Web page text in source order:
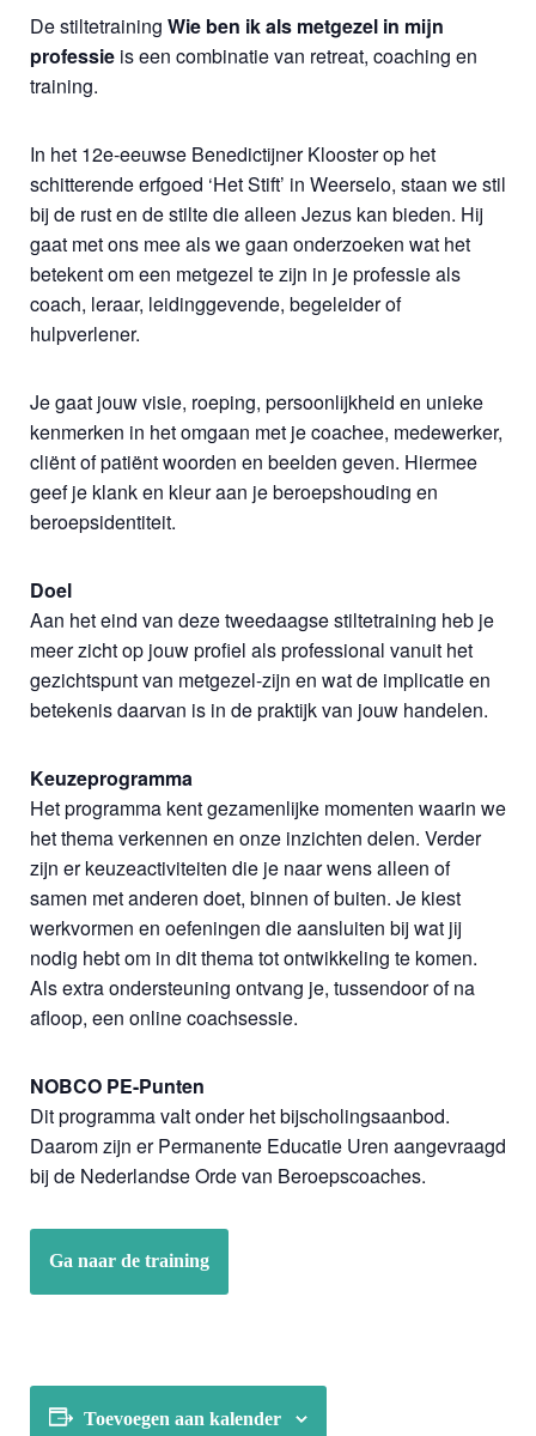
De stiltetraining Wie ben ik als metgezel in mijn
professie is een combinatie van retreat, coaching en
training.
In het 12e-eeuwse Benedictijner Klooster op het
schitterende erfgoed ‘Het Stift’ in Weerselo, staan we stil
bij de rust en de stilte die alleen Jezus kan bieden. Hij
gaat met ons mee als we gaan onderzoeken wat het
betekent om een metgezel te zijn in je professie als
coach, leraar, leidinggevende, begeleider of
hulpverlener.
Je gaat jouw visie, roeping, persoonlijkheid en unieke
kenmerken in het omgaan met je coachee, medewerker,
cliënt of patiënt woorden en beelden geven. Hiermee
geef je klank en kleur aan je beroepshouding en
beroepsidentiteit.
Doel
Aan het eind van deze tweedaagse stiltetraining heb je
meer zicht op jouw profiel als professional vanuit het
gezichtspunt van metgezel-zijn en wat de implicatie en
betekenis daarvan is in de praktijk van jouw handelen.
Keuzeprogramma
Het programma kent gezamenlijke momenten waarin we
het thema verkennen en onze inzichten delen. Verder
zijn er keuzeactiviteiten die je naar wens alleen of
samen met anderen doet, binnen of buiten. Je kiest
werkvormen en oefeningen die aansluiten bij wat jij
nodig hebt om in dit thema tot ontwikkeling te komen.
Als extra ondersteuning ontvang je, tussendoor of na
afloop, een online coachsessie.
NOBCO PE-Punten
Dit programma valt onder het bijscholingsaanbod.
Daarom zijn er Permanente Educatie Uren aangevraagd
bij de Nederlandse Orde van Beroepscoaches.
Ga naar de training
Toevoegen aan kalender